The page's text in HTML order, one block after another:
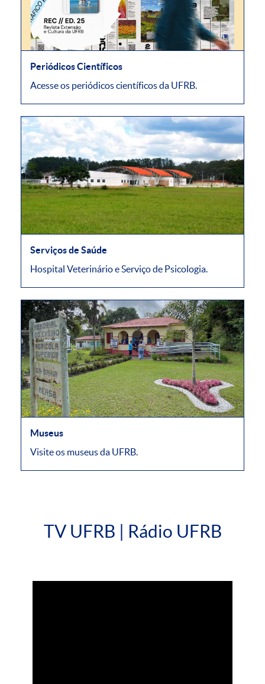
Periódicos Científicos
Acesse os periódicos científicos da UFRB.
Serviços de Saúde
Hospital Veterinário e Serviço de Psicologia.
Museus
Visite os museus da UFRB.
TV UFRB | Rádio UFRB